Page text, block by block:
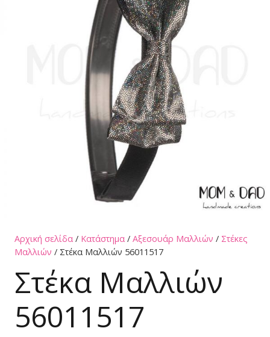
Αρχική σελίδα / Κατάστημα / Αξεσουάρ Μαλλιών / Στέκες
Μαλλιών / Στέκα Μαλλιών 56011517
Στέκα Μαλλιών
56011517